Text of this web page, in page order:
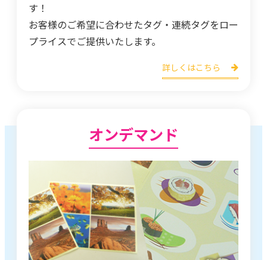
す！
お客様のご希望に合わせたタグ・連続タグをロー
プライスでご提供いたします。
詳しくはこちら
オンデマンド